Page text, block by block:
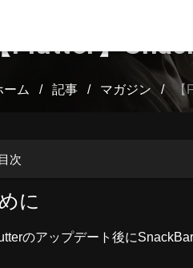
Flutter】
ーム / 記事 / マガジン / 【
目次
に
のアップデート後に